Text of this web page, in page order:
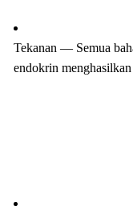
Tekanan — Semua
endokrin